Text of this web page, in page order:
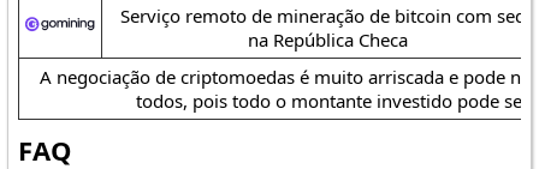
Serviço remoto de mineração de bitcoin com sede
na República Checa
A negociação de criptomoedas é muito arriscada e pode
todos, pois todo o montante investido pode ser
FAQ